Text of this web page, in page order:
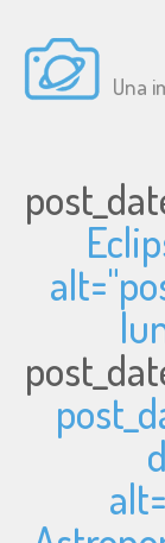
Una
alt="